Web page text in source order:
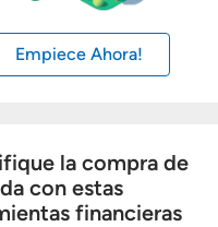
Empiece Ahora!
la compra de
con estas
financieras